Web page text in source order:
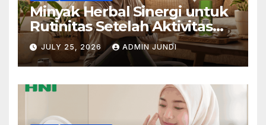
Minyak Herbal Sinergi untuk
Rutinitas Setelah Aktivitas
Padat
JULY 25, 2026 ADMIN JUNDI